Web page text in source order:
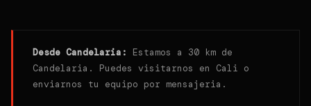
Desde Candelaria :
Estamos a 30 km de
Candelaria. Puedes visitarnos en Cali o
enviarnos tu equipo por mensajeria.